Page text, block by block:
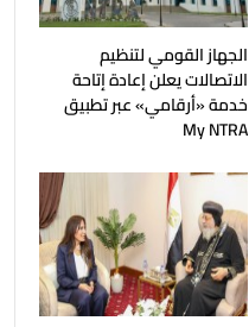
الجهاز القومي لتنظيم
الاتصالات يعلن إعادة إتاحة
خدمة «أرقامي» عبر تطبيق
My NTRA